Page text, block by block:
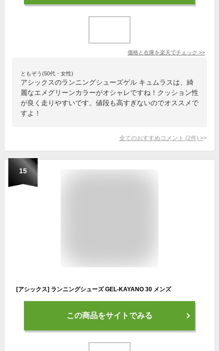
価格と在庫を楽天でチェック >>
ともぞう(50代・女性)
アシックスのランニングシューズゲル キュムラスは、綺
麗なエメグリーンカラーがオシャレですね！クッション性
が良く走りやすいです。値段も高すぎないのでオススメで
すよ！
全てのおすすめコメント (2件) >
15
[アシックス] ランニングシューズ GEL-KAYANO 30 メンズ
この商品をサイトでみる